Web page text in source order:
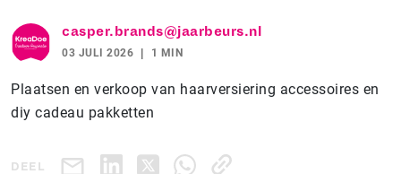
casper.brands@jaarbeurs.nl
03 JULI 2026 1 MIN
Plaatsen en verkoop van haarversiering accessoires en
diy cadeau pakketten
DEEL